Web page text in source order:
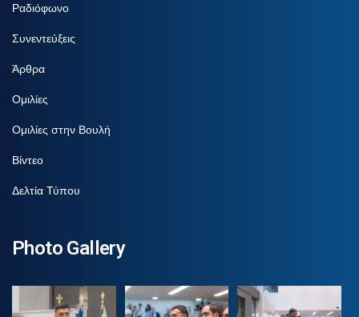
Ραδιόφωνο
Συνεντεύξεις
Άρθρα
Ομιλίες
Ομιλίες στην Βουλή
Βίντεο
Δελτία Τύπου
Photo Gallery